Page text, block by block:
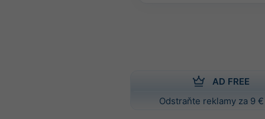
AD FREE
Odstraňte reklamy za 9